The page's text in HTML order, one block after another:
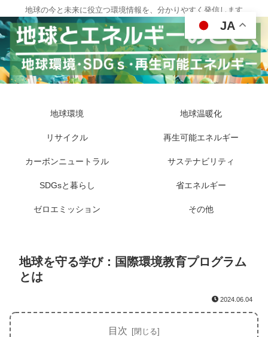
地球の今と未来に役立つ環境情報を、分かりやすく発信します
地球環境 地球温暖化
リサイクル 再生可能エネルギー
カーボンニュートラル サステナビリティ
SDGsと暮らし 省エネルギー
ゼロエミッション その他
地球を守る学び：国際環境教育プログラム
とは
2024.06.04
目次
JA